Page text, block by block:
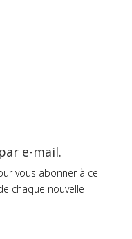
e-mail.
vous abonner à ce
chaque nouvelle